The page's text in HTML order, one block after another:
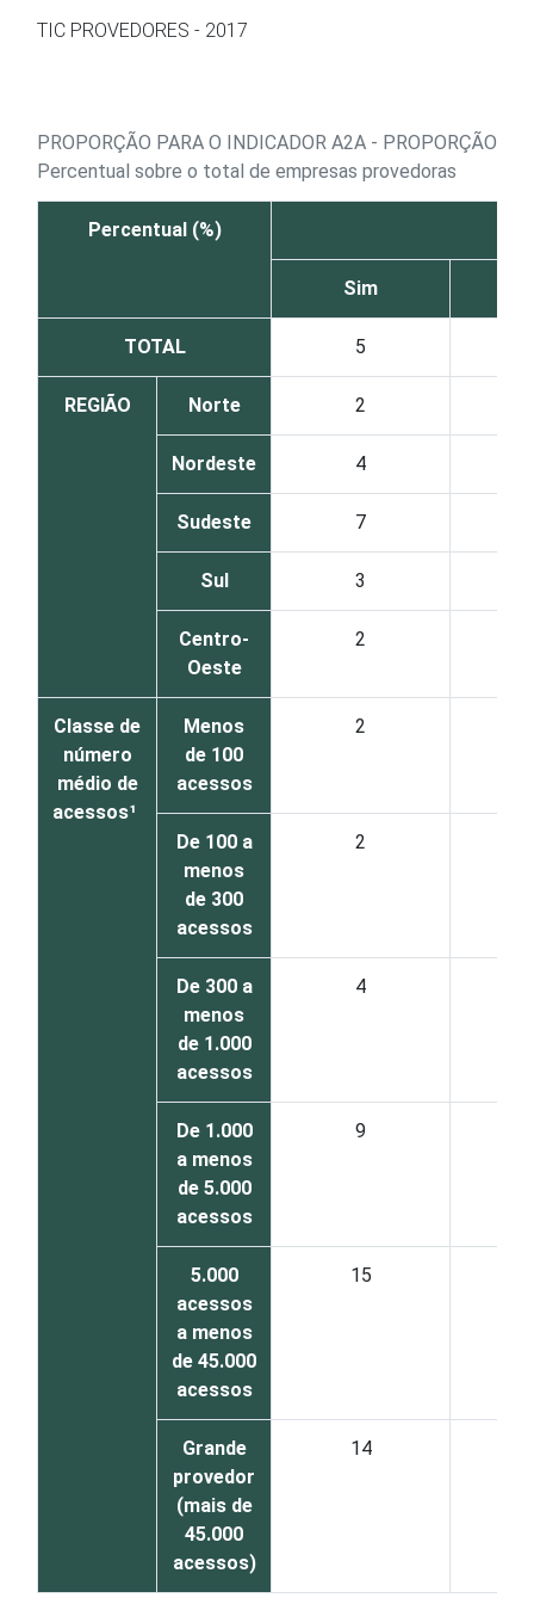
TIC PROVEDORES - 2017
PROPORÇÃO PARA O INDICADOR A2A - PROPORÇÃO
Percentual sobre o total de empresas provedoras
Percentual (%)
Sim
TOTAL 5
REGIÃO Norte 2
Nordeste 4
Sudeste 7
Sul 3
Centro-
Oeste
2
Classe de
número
médio de
acessos¹
Menos
de 100
acessos
2
De 100 a
menos
de 300
acessos
2
De 300 a
menos
de 1.000
acessos
4
De 1.000
a menos
de 5.000
acessos
9
5.000
acessos
a menos
de 45.000
acessos
15
Grande
provedor
(mais de
45.000
acessos)
14